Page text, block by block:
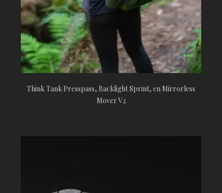
Think Tank Presspass, Backlight Sprint, en Mirrorless
Mover V2